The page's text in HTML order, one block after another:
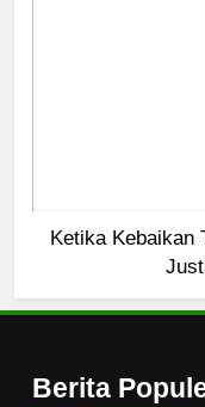
Ketika Kebaikan
Berita
1